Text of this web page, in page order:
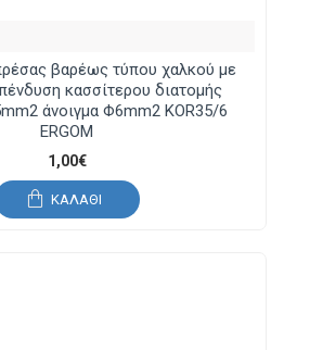
βαρέως τύπου χαλκού με
κασσίτερου διατομής
άνοιγμα Φ6mm2 KOR35/6
ERGOM
1,00€
ΚΑΛΆΘΙ